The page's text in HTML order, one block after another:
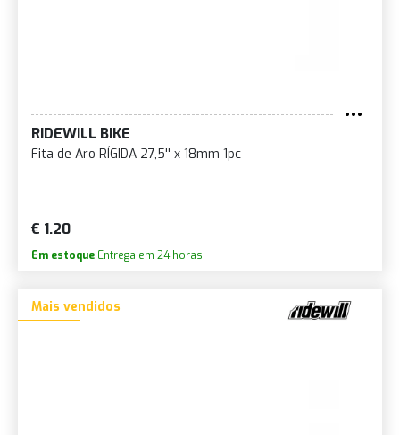
RIDEWILL BIKE
Fita de Aro RÍGIDA 27,5'' x 18mm 1pc
€ 1.20
Em estoque Entrega em 24 horas
Mais vendidos